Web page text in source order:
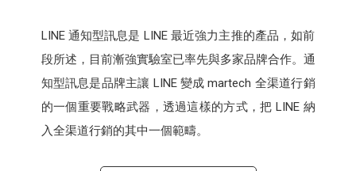
LINE 通知型訊息是 LINE 最近強力主推的產品，如前
段所述，目前漸強實驗室已率先與多家品牌合作。通
知型訊息是品牌主讓 LINE 變成 martech 全渠道行銷
的一個重要戰略武器，透過這樣的方式，把 LINE 納
入全渠道行銷的其中一個範疇。